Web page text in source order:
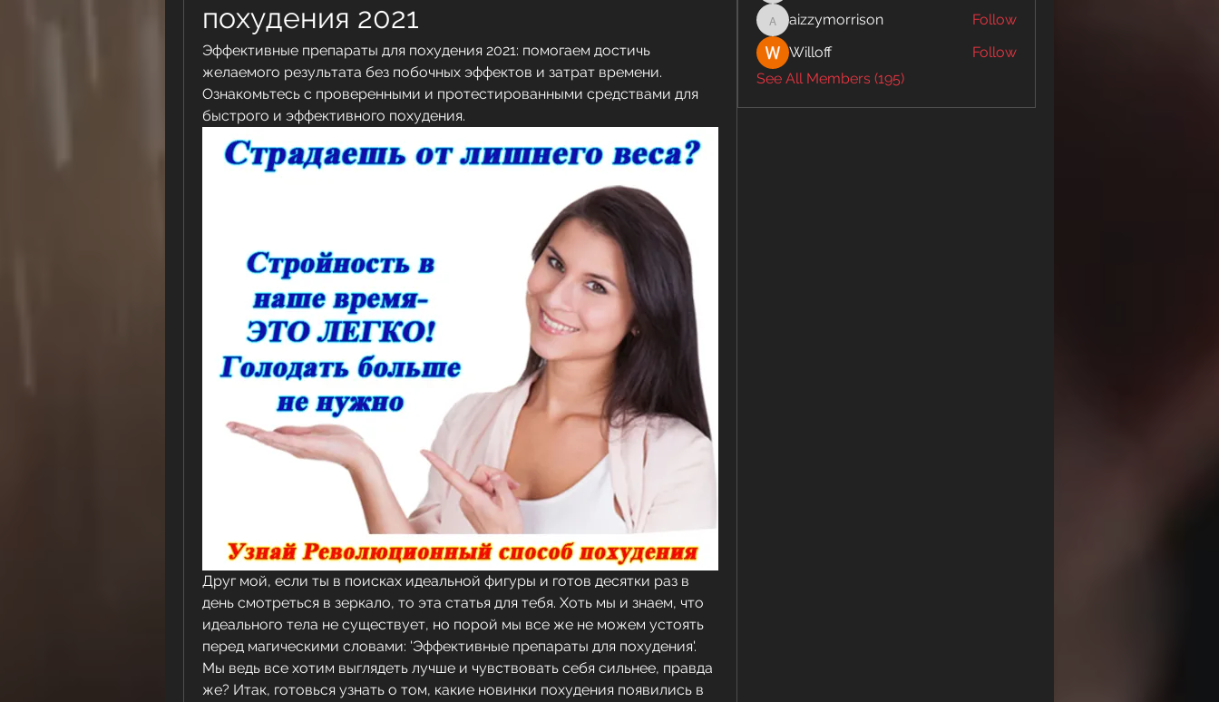
похудения 2021
Эффективные препараты для похудения 2021: помогаем достичь
желаемого результата без побочных эффектов и затрат времени.
Ознакомьтесь с проверенными и протестированными средствами для
быстрого и эффективного похудения.
Друг мой, если ты в поисках идеальной фигуры и готов десятки раз в
день смотреться в зеркало, то эта статья для тебя. Хоть мы и знаем, что
идеального тела не существует, но порой мы все же не можем устоять
перед магическими словами: 'Эффективные препараты для похудения'.
Мы ведь все хотим выглядеть лучше и чувствовать себя сильнее, правда
же? Итак, готовься узнать о том, какие новинки похудения появились в
aizzymorrison
aizzymorrison
Follow
Willoff
Follow
See All Members (195)